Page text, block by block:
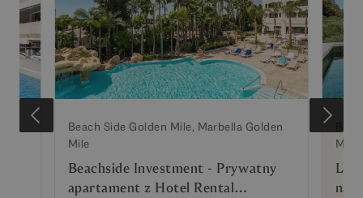
Beach Side Golden Mile, Marbella Golden
Mile
Beachside Investment - Prywatny
apartament z Hotel Rental
Mile